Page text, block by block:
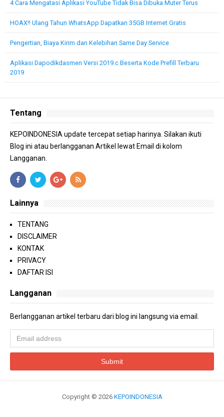
4 Cara Mengatasi Aplikasi YouTube Tidak Bisa Dibuka Muter Terus
HOAX!! Ulang Tahun WhatsApp Dapatkan 35GB Internet Gratis
Pengertian, Biaya Kirim dan Kelebihan Same Day Service
Aplikasi Dapodikdasmen Versi 2019.c Beserta Kode Prefill Terbaru
2019
Tentang
KEPOINDONESIA update tercepat setiap harinya. Silakan ikuti
Blog ini atau berlangganan Artikel lewat Email di kolom
Langganan.
Lainnya
TENTANG
DISCLAIMER
KONTAK
PRIVACY
DAFTAR ISI
Langganan
Berlangganan artikel terbaru dari blog ini langsung via email.
Copyright © 2026 KEPOINDONESIA